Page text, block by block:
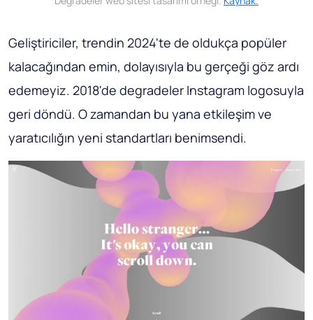
Geliştiriciler, trendin 2024'te de oldukça popüler
kalacağından emin, dolayısıyla bu gerçeği göz ardı
edemeyiz. 2018'de degradeler Instagram logosuyla
geri döndü. O zamandan bu yana etkileşim ve
yaratıcılığın yeni standartları benimsendi.